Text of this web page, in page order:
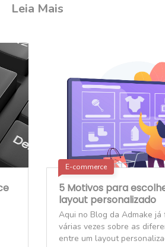
Leia Mais
E-commerce
5 Motivos para
layout personalizado
Aqui no Blog da Admake já
várias vezes sobre as
entre um layout